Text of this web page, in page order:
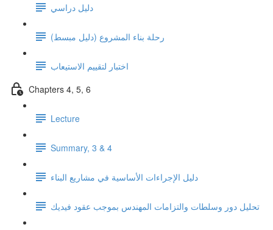
دليل دراسي
رحلة بناء المشروع (دليل مبسط)
اختبار لتقييم الاستيعاب
Chapters 4, 5, 6
Lecture
Summary, 3 & 4
دليل الإجراءات الأساسية في مشاريع البناء
تحليل دور وسلطات والتزامات المهندس بموجب عقود فيديك